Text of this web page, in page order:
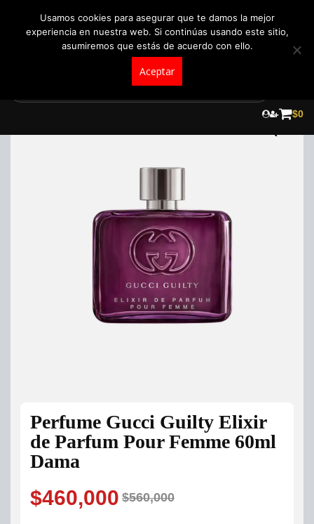
$0
Perfume Gucci Guilty Elixir
de Parfum Pour Femme 60ml
Dama
$560,000
Original
$460,000
Current
Usamos cookies para asegurar que te damos la mejor
experiencia en nuestra web. Si continúas usando este sitio,
asumiremos que estás de acuerdo con ello.
Aceptar